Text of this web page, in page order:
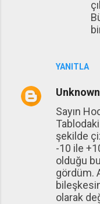
YANITLA
Unknown
Sayın
şekilde
-10 ile
olduğu
gördüm.
olarak